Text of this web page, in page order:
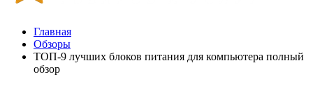
Главная
Обзоры
ТОП-9 лучших блоков питания для компьютера полный
обзор